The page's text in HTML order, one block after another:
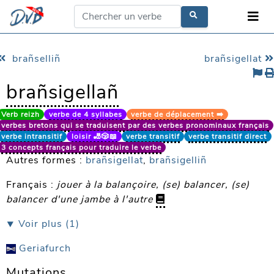
brañselliñ brañsigellat
brañsigellañ
Verb reizh verbe de 4 syllabes
verbe de déplacement ➡️
verbes bretons qui se traduisent par des verbes pronominaux français
verbe intransitif
loisir 🎳🎲📖 verbe transitif
verbe transitif direct
3 concepts français pour traduire le verbe
Autres formes : brañsigellat, brañsigelliñ
Français : jouer à la balançoire, (se) balancer, (se)
balancer d'une jambe à l'autre
⯆ Voir plus (1)
Geriafurch